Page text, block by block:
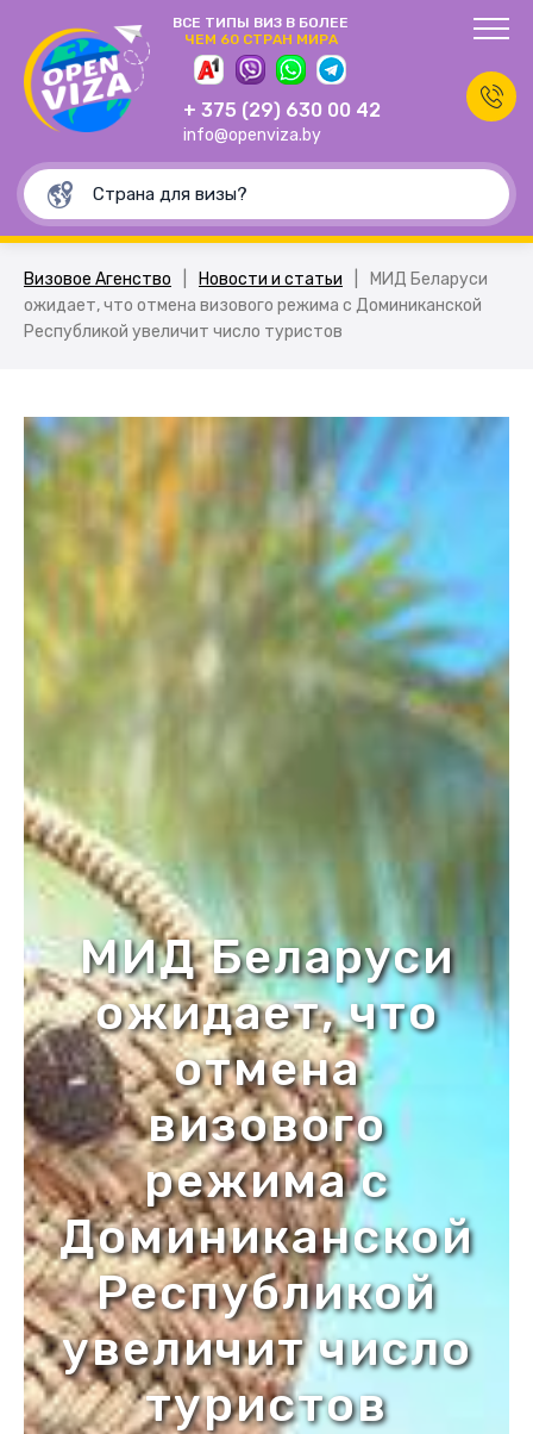
ВСЕ ТИПЫ ВИЗ В БОЛЕЕ
ЧЕМ 60 СТРАН МИРА
+ 375 (29) 630 00 42
info@openviza.by
Визовое Агенство Новости и статьи
МИД Беларуси
ожидает, что отмена визового режима с Доминиканской
Республикой увеличит число туристов
МИД Беларуси
ожидает, что
отмена
визового
режима с
Доминиканской
Республикой
увеличит число
туристов